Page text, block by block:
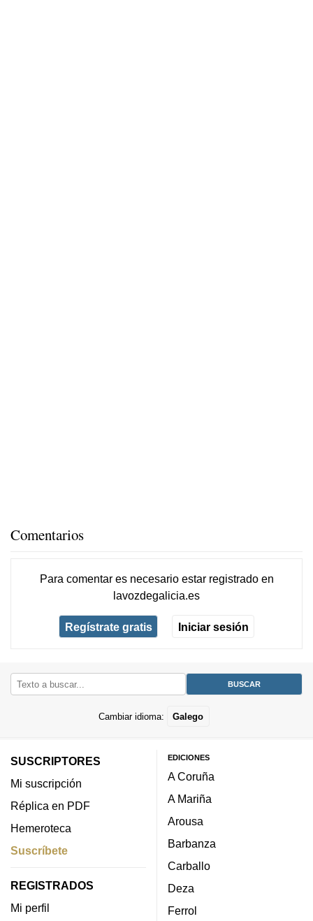
Comentarios
Para comentar es necesario estar registradoen
lavozdegalicia.es
Regístrate gratis Iniciar sesión
Cambiar idioma: Galego
SUSCRIPTORES
Mi suscripción
Réplica en PDF
Hemeroteca
Suscríbete
REGISTRADOS
Mi perfil
EDICIONES
A Coruña
A Mariña
Arousa
Barbanza
Carballo
Deza
Ferrol